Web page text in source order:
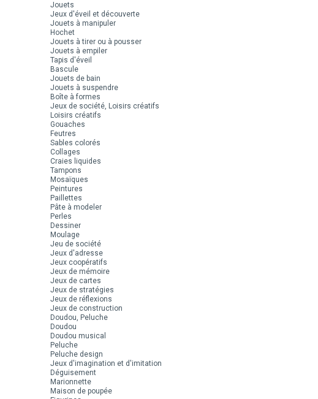
Jouets
Jeux d'éveil et découverte
Jouets à manipuler
Hochet
Jouets à tirer ou à pousser
Jouets à empiler
Tapis d'éveil
Bascule
Jouets de bain
Jouets à suspendre
Boîte à formes
Jeux de société, Loisirs créatifs
Loisirs créatifs
Gouaches
Feutres
Sables colorés
Collages
Craies liquides
Tampons
Mosaïques
Peintures
Paillettes
Pâte à modeler
Perles
Dessiner
Moulage
Jeu de société
Jeux d'adresse
Jeux coopératifs
Jeux de mémoire
Jeux de cartes
Jeux de stratégies
Jeux de réflexions
Jeux de construction
Doudou, Peluche
Doudou
Doudou musical
Peluche
Peluche design
Jeux d'imagination et d'imitation
Déguisement
Marionnette
Maison de poupée